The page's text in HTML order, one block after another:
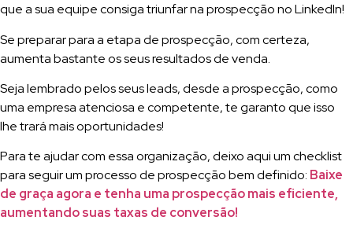
que a sua equipe consiga triunfar na prospecção no LinkedIn!
Se preparar para a etapa de prospecção, com certeza,
aumenta bastante os seus resultados de venda.
Seja lembrado pelos seus leads, desde a prospecção, como
uma empresa atenciosa e competente, te garanto que isso
lhe trará mais oportunidades!
Para te ajudar com essa organização, deixo aqui um checklist
para seguir um processo de prospecção bem definido: Baixe
de graça agora e tenha uma prospecção mais eficiente,
aumentando suas taxas de conversão!